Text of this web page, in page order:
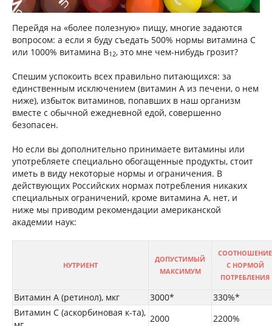
Перейдя на «более полезную» пищу, многие задаются
вопросом: а если я буду съедать 500% нормы витамина С
или 1000% витамина B12, это мне чем-нибудь грозит?
Спешим успокоить всех правильно питающихся: за
единственным исключением (витамин A из печени, о нем
ниже), избыток витаминов, попавших в наш организм
вместе с обычной ежедневной едой, совершенно
безопасен.
Но если вы дополнительно принимаете витамины или
употребляете специально обогащенные продукты, стоит
иметь в виду некоторые нормы и ограничения. В
действующих Российских нормах потребления никаких
специальных ограничений, кроме витамина A, нет, и
ниже мы приводим рекомендации американской
академии наук:
НУТРИЕНТ
ДОПУСТИМЫЙ
МАКСИМУМ
СООТНОШЕНИЕ
С НОРМОЙ
ПОТРЕБЛЕНИЯ
Витамин A (ретинол), мкг 3000*
330%*
Витамин C (аскорбиновая к-та),
2000
2200%